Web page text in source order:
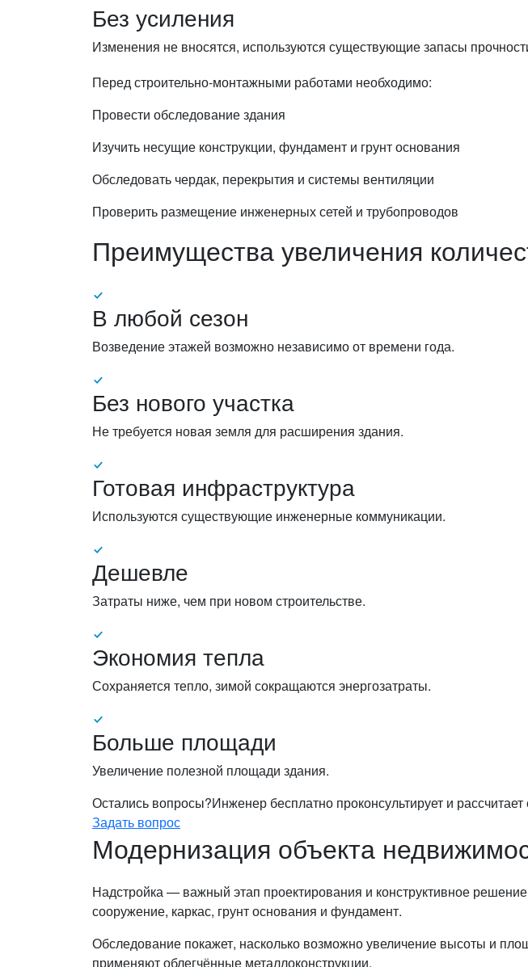
Без усиления
Изменения не вносятся, используются существующие запасы
Перед строительно-монтажными работами необходимо:
Провести обследование здания
Изучить несущие конструкции, фундамент и грунт основания
Обследовать чердак, перекрытия и системы вентиляции
Проверить размещение инженерных сетей и трубопроводов
Преимущества увеличения
В любой сезон
Возведение этажей возможно независимо от времени года.
Без нового участка
Не требуется новая земля для расширения здания.
Готовая инфраструктура
Используются существующие инженерные коммуникации.
Дешевле
Затраты ниже, чем при новом строительстве.
Экономия тепла
Сохраняется тепло, зимой сокращаются энергозатраты.
Больше площади
Увеличение полезной площади здания.
Остались вопросы?Инженер бесплатно проконсультирует и рассчитает
Задать вопрос
Модернизация объекта
Надстройка — важный этап проектирования и конструктивное
сооружение, каркас, грунт основания и фундамент.
Обследование покажет, насколько возможно увеличение высоты и
применяют облегчённые металлоконструкции.